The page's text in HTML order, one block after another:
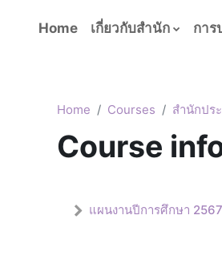
Home เกี่ยวกับสำนัก กา
Home Courses สำนักปร
Course
แผนงานปีการศึกษา 2567